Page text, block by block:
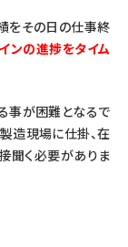
をその日の仕事終
ンの進捗をタイム
事が困難となるで
造現場に仕掛、在
聞く必要がありま